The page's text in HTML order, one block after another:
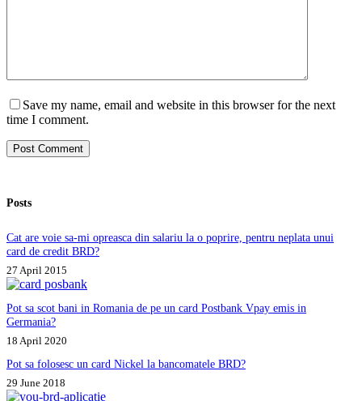
Save my name, email and website in this browser for the next
time I comment.
Post Comment
Posts
Cat are voie sa-mi opreasca din salariu la o poprire, pentru neplata unui
card de credit BRD?
27 April 2015
Pot sa scot bani in Romania de pe un card Postbank Vpay emis in
Germania?
18 April 2020
Pot sa folosesc un card Nickel la bancomatele BRD?
29 June 2018